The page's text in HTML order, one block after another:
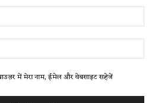
में मेरा नाम, ईमेल और वेबसाइट सहेजें